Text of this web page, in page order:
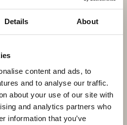
Details About
content and ads, to
and to analyse our traffic.
about your use of our site with
and analytics partners who
information that you’ve